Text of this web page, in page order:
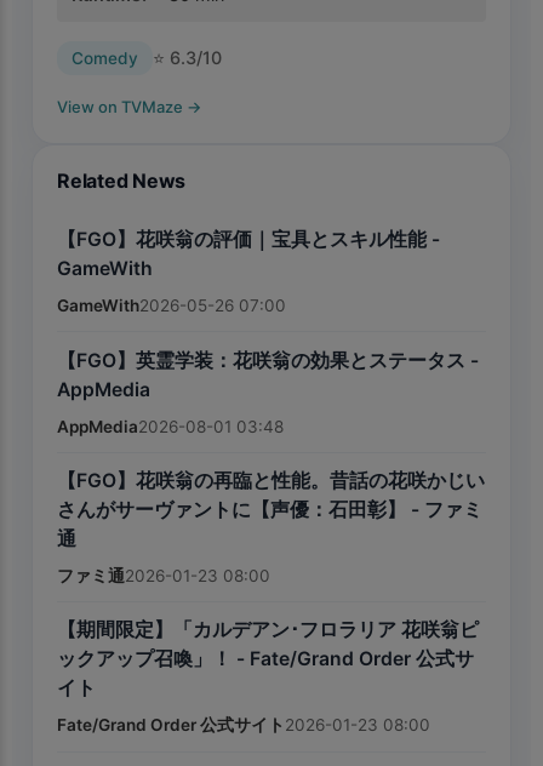
Comedy ⭐ 6.3/10
View on TVMaze →
Related News
【FGO】花咲翁の評価｜宝具とスキル性能 -
GameWith
GameWith2026-05-26 07:00
【FGO】英霊学装：花咲翁の効果とステータス -
AppMedia
AppMedia2026-08-01 03:48
【FGO】花咲翁の再臨と性能。昔話の花咲かじい
さんがサーヴァントに【声優：石田彰】 - ファミ
通
ファミ通2026-01-23 08:00
【期間限定】「カルデアン･フロラリア 花咲翁ピ
ックアップ召喚」！ - Fate/Grand Order 公式サ
イト
Fate/Grand Order 公式サイト 2026-01-23 08:00